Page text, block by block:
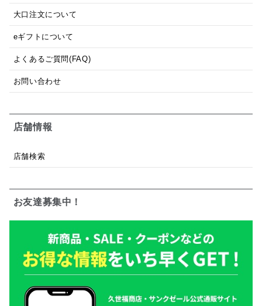
大口注文について
eギフトについて
よくあるご質問(FAQ)
お問い合わせ
店舗情報
店舗検索
お友達募集中！